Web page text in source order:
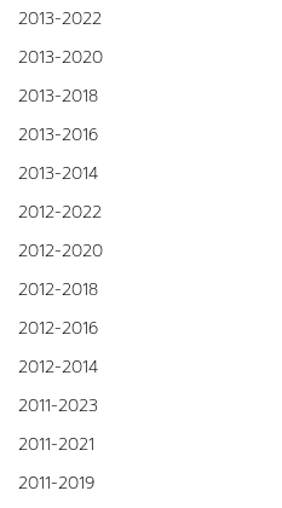
2013-2022
2013-2020
2013-2018
2013-2016
2013-2014
2012-2022
2012-2020
2012-2018
2012-2016
2012-2014
2011-2023
2011-2021
2011-2019